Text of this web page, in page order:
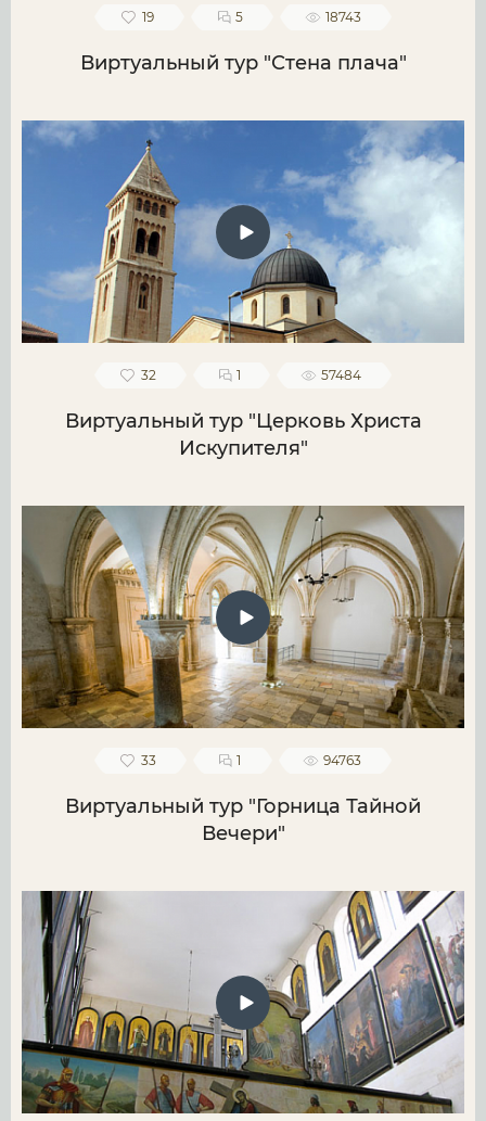
19 5 18743
Виртуальный тур "Стена плача"
32 1 57484
Виртуальный тур "Церковь Христа
Искупителя"
33 1 94763
Виртуальный тур "Горница Тайной
Вечери"